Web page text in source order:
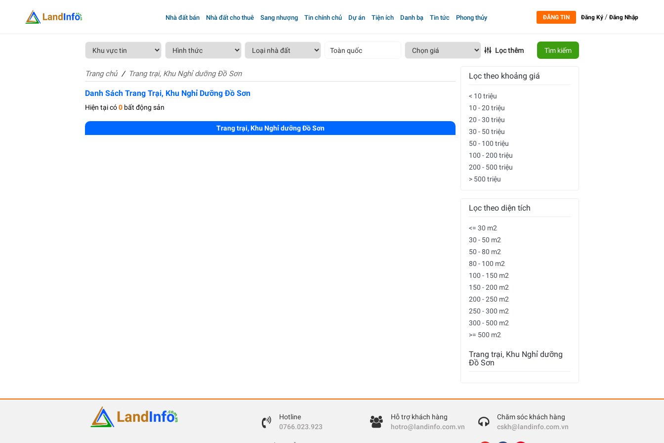
Nhà đất bán Nhà đất cho thuê Sang nhượng Tin chính chủ Dự án Tiện ích Danh bạ Tin tức Phong thủy ĐĂNG TIN Đăng Ký /Đăng Nhập
Toàn quốc Lọc thêm Tìm kiếm
Trang chủ Trang trại, Khu Nghỉ dưỡng Đồ Sơn
Danh Sách Trang Trại, Khu Nghỉ Dưỡng Đồ Sơn
Hiện tại có0 bất động sản
Trang trại, Khu Nghỉ dưỡng Đồ Sơn
Lọc theo khoảng giá
< 10 triệu
10 - 20 triệu
20 - 30 triệu
30 - 50 triệu
50 - 100 triệu
100 - 200 triệu
200 - 500 triệu
> 500 triệu
Lọc theo diện tích
<= 30 m2
30 - 50 m2
50 - 80 m2
80 - 100 m2
100 - 150 m2
150 - 200 m2
200 - 250 m2
250 - 300 m2
300 - 500 m2
>= 500 m2
Trang trại, Khu Nghỉ dưỡng
Đồ Sơn
Hotline
0766.023.923
Hỗ trợ khách hàng
hotro@landinfo.com.vn
Chăm sóc khách hàng
cskh@landinfo.com.vn